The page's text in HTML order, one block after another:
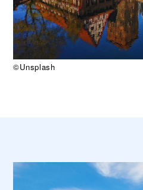
©Unsplash